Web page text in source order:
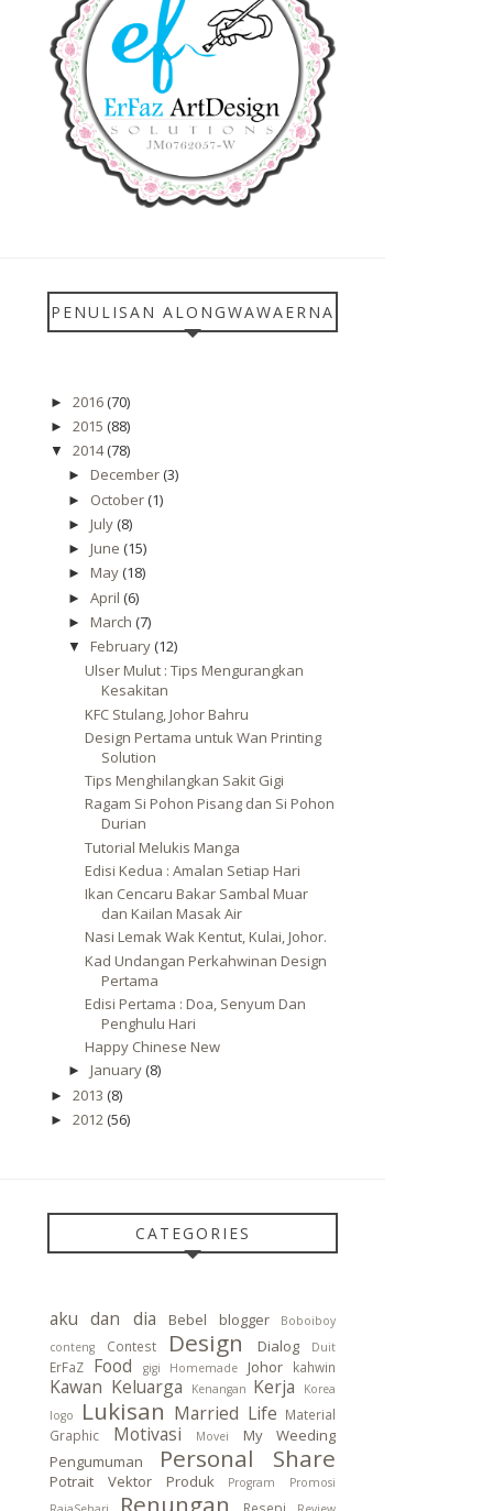
PENULISAN ALONGWAWAERNA
► 2016(70)
► 2015 (88)
▼ 2014(78)
► December(3)
► October(1)
► July(8)
► June (15)
► May(18)
► April (6)
► March (7)
▼ February(12)
Ulser Mulut : Tips Mengurangkan
Kesakitan
KFC Stulang, Johor Bahru
Design Pertama untuk Wan Printing
Solution
Tips Menghilangkan Sakit Gigi
Ragam Si Pohon Pisang dan Si Pohon
Durian
Tutorial Melukis Manga
Edisi Kedua : Amalan Setiap Hari
Ikan Cencaru Bakar Sambal Muar
dan Kailan Masak Air
Nasi Lemak Wak Kentut, Kulai, Johor.
Kad Undangan Perkahwinan Design
Pertama
Edisi Pertama : Doa, Senyum Dan
Penghulu Hari
Happy Chinese New
► January(8)
► 2013 (8)
► 2012(56)
CATEGORIES
aku dan dia Bebel blogger
Boboiboy
conteng
Contest Design Dialog Duit
ErFaZ Food gigi Homemade Johor kahwin
Kawan Keluarga Kenangan Kerja
Korea
logo
Lukisan Married Life Material
Graphic
Motivasi Movei
My Weeding
Pengumuman
Personal Share
Potrait Vektor Produk Program
Promosi
Renungan